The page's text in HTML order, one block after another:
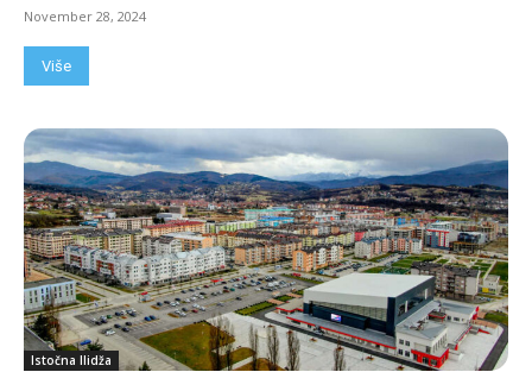
November 28, 2024
Više
Istočna Ilidža